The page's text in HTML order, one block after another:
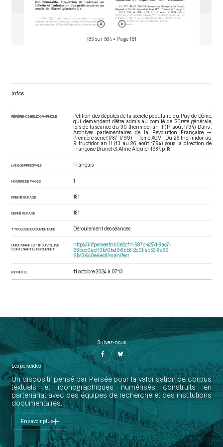
183 sur 564 • Page 181
Infos
RÉFÉRENCE BIBLIOGRAPHIQUE
Pétition des députés de la société populaire du Puy-de-Dôme,
qui demandent d'être admis au comité de Sûreté générale,
lors de la séance du 30 thermidor an II (17 août 1794). Dans :
Archives parlementaires de la Révolution Française —
Première série (1787-1799) — Tome XCV - Du 26 thermidor au
9 fructidor an II (13 au 26 août 1794) , sous la direction de
Françoise Brunel et Aline Alquier. 1987. p. 181.
LANGUE PRINCIPALE Français
NOMBRE DE PAGES 1
PREMIÈRE PAGE 181
DERNIÈRE PAGE 181
TYPOLOGIE DOCUMENTAIRE Déroulement des séances
URI DU MANIFEST IIIF DU VOLUME
CONTENANT LE DOCUMENT
https://iiif.persee.fr/b0e2cf11-597c-427d-8ac7-
68bcc0acf13b/0bd96bb8-2c0f-4b53-8e39-
6b136c0e6ec8/manifest
MODIFIÉ LE 11 octobre 2024 à 07:13
Suivez-nous
Les perséides
Un dispositif pensé par Persée pour la valorisation de corpus
textuels et iconographiques numérisés construits en
partenariat avec des équipes de recherche et des institutions
documentaires.
En savoir plus